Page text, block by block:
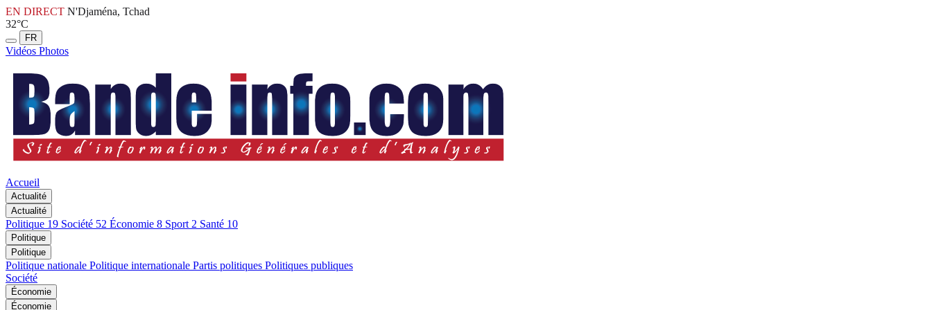
EN DIRECT N'Djaména, Tchad
32°C
FR
Vidéos Photos
Accueil
Actualité
Actualité
Politique 19 Société 52 Économie 8 Sport 2 Santé 10
Politique
Politique
Politique nationale Politique internationale Partis politiques Politiques publiques
Société
Économie
Économie